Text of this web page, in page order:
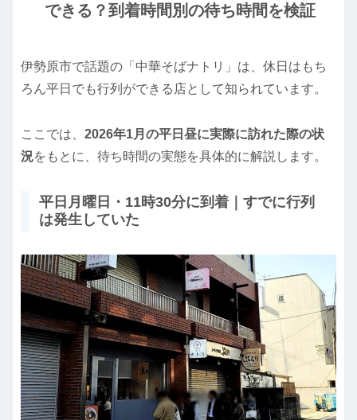
できる？到着時間別の待ち時間を検証
伊勢原市で話題の「中華そばナトリ」は、休日はもち
ろん平日でも行列ができる店として知られています。
ここでは、 2026年1月の平日昼に実際に訪れた際の状
況をもとに、待ち時間の実態を具体的に解説します。
平日月曜日・11時30分に到着｜すでに行列
は発生していた